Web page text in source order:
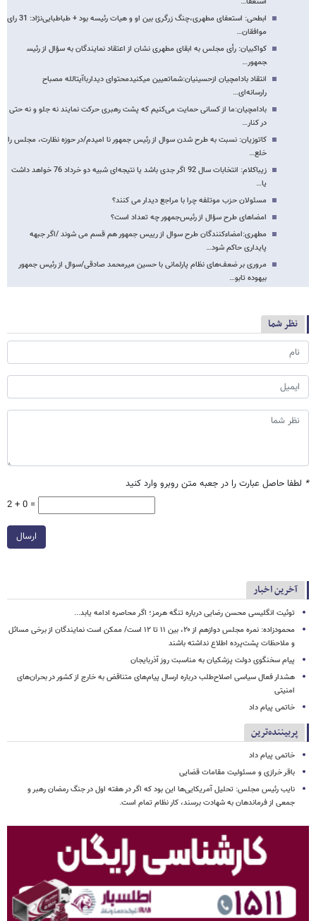
ابطحی: استعفای مطهری،چنگ زرگری بین او و هیات رئیسه بود + طباطبایی‌نژاد: 31 رای
موافقان…
کواکبیان: رأی مجلس به ابقای مطهری نشان از اعتقاد نمایندگان به سؤال از رئیس​
جمهور…
انتقاد بادامچیان ازحسینیان:شماتعیین می​کنیدمحتوای دیدارباآیت​الله مصباح
رارسانه‌ای…
بادامچیان:ما از کسانی حمایت می‌کنیم که پشت رهبری حرکت نمایند نه جلو و نه حتی
در کنار…
کاتوزیان: نسبت به طرح شدن سوال از رئیس جمهور نا امیدم/در حوزه نظارت، مجلس را
خلع…
زیباکلام: انتخابات سال 92 اگر جدی باشد یا نتیجه‌ای شبیه دو خرداد 76 خواهد داشت
یا…
مسئولان حزب موتلفه چرا با مراجع دیدار می کنند؟
امضا‌های طرح سؤال از رئیس‌جمهور چه تعداد است؟
مطهری:امضاءکنندگان طرح سوال از رییس جمهور هم قسم می شوند /اگر جبهه
پایداری حاکم شود…
مروری بر ضعف‌های نظام پارلمانی با حسین میرمحمد صادقی/سوال از رئیس جمهور
بیهوده تابو…
نظر شما
* لطفا حاصل عبارت را در جعبه متن روبرو وارد کنید
2 + 0 =
ارسال
آخرین اخبار
توئیت انگلیسی محسن رضایی درباره تنگه هرمز؛ اگر محاصره ادامه یابد...
محمودزاده: نمره مجلس دوازهم از ۲۰، بین ۱۱ تا ۱۲ است/ ممکن است نمایندگان از برخی مسائل
و ملاحظات پشت‌پرده اطلاع نداشته باشند
پیام سخنگوی دولت پزشکیان به مناسبت روز آذربایجان
هشدار فعال سیاسی اصلاح‌طلب درباره ارسال پیام‌های متناقض به خارج از کشور در بحران‌های
امنیتی
خاتمی پیام داد
پربیننده‌ترین
خاتمی پیام داد
باقر خرازی و مسئولیت مقامات قضایی
نایب رئیس مجلس: تحلیل آمریکایی‌ها این بود که اگر در هفته اول در جنگ رمضان رهبر و
جمعی از فرماندهان به شهادت برسند، کار نظام تمام است.